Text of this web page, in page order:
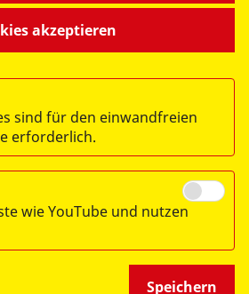
aufFacebook
aufInstagram
akzeptieren
sind für den einwandfreien
erforderlich.
wie YouTube und nutzen
Speichern